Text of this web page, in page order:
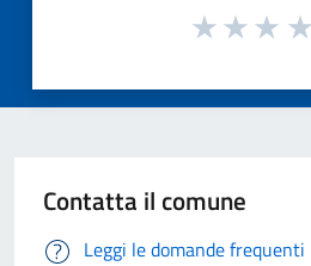
Contatta il comune
Leggi le domande frequenti